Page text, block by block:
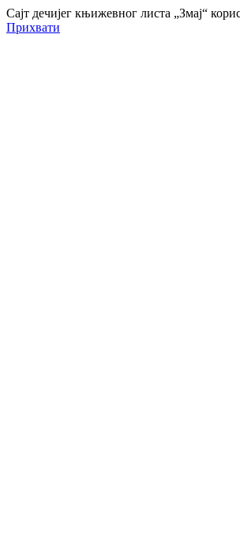
Сајт дечијег књижевног листа „Змај“
Прихвати